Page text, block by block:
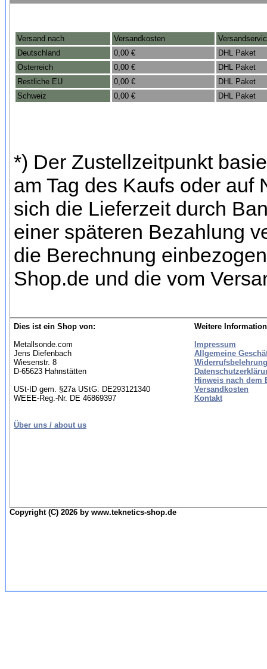
Versand nach Versandkosten
Deutschland
0,00 €
DHL Paket
Österreich
0,00 €
DHL Paket
Restliche EU
0,00 €
DHL Paket
Schweiz
0,00 € DHL Paket
*) Der Zustellzeitpunkt
am Tag des Kaufs oder
sich die Lieferzeit durch
einer späteren Bezahlung
die Berechnung
Shop.de und die vom
Dies ist ein Shop von:
Metallsonde.com
Jens Diefenbach
Wiesenstr. 8
D-65623 Hahnstätten
USt-ID gem. §27a UStG: DE293121340
WEEE-Reg.-Nr. DE 46869397
Über uns / about us
Weitere
Impressum
Allgemeine
Hinweis nach dem
Versandkosten
Kontakt
Copyright (C) 2026 by www.teknetics-shop.de